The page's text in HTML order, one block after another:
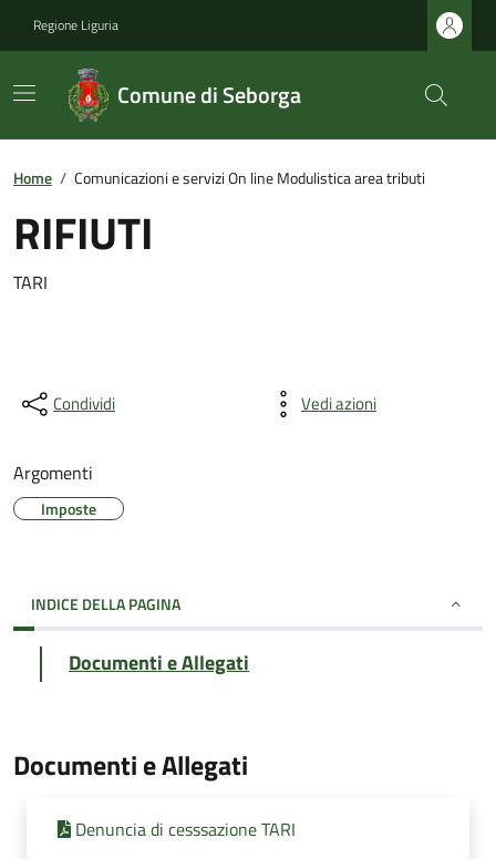
Regione Liguria
Comune di Seborga
Home / Comunicazioni e servizi On line Modulistica area tributi
RIFIUTI
TARI
Condividi Vedi azioni
Argomenti
Imposte
INDICE DELLA PAGINA
Documenti e Allegati
Documenti e Allegati
Denuncia di cesssazione TARI